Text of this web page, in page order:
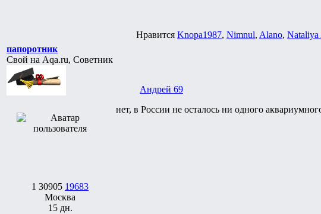
Нравится Knopa1987, Nimnul, Alano, Nataliya
папоротник
Свой на Aqa.ru, Советник
1 30905 19683
Москва
15 дн.
Андрей 69
нет, в России не осталось ни одного